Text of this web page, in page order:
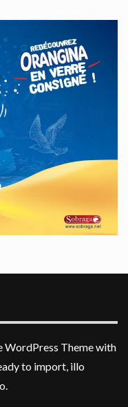
WordPress Theme with
to import, illo